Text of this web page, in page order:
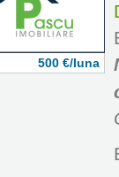
500 €/luna